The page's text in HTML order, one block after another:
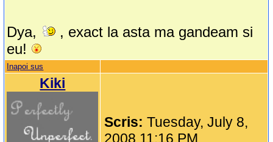
Dya,
, exact la asta ma gandeam si
eu!
Inapoi sus
Kiki
Scris:Tuesday, July 8,
2008 11:16 PM